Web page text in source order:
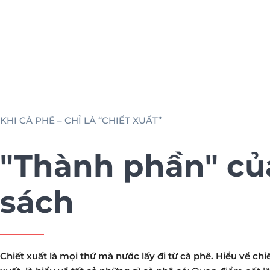
KHI CÀ PHÊ – CHỈ LÀ “CHIẾT XUẤT”
"Thành phần"
sách
Chiết xuất là mọi thứ mà nước lấy đi từ cà phê. Hiểu về